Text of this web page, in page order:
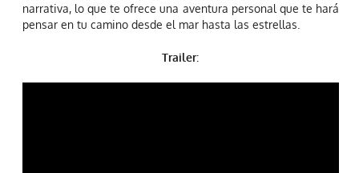
narrativa, lo que te ofrece una aventura personal que te hará
pensar en tu camino desde el mar hasta las estrellas.
Trailer: